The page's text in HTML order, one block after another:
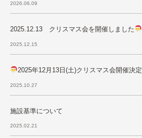
2026.06.09
2025.12.13 クリスマス会を開催しました
2025.12.15
2025年12月13日(土)クリスマス会開催決定
2025.10.27
施設基準について
2025.02.21